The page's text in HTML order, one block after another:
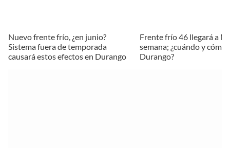
Nuevo frente frío, ¿en junio?
Sistema fuera de temporada
causará estos efectos en Durango
Frente frío 46 llegará a
semana; ¿cuándo y cómo
Durango?